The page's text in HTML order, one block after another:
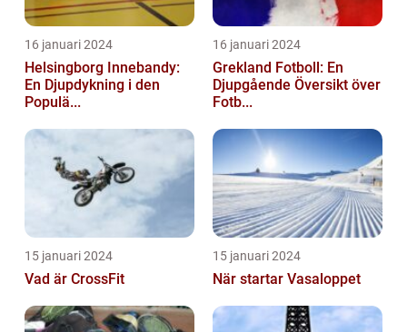
16 januari 2024
Helsingborg Innebandy:
En Djupdykning i den
Populä...
16 januari 2024
Grekland Fotboll: En
Djupgående Översikt över
Fotb...
15 januari 2024
Vad är CrossFit
15 januari 2024
När startar Vasaloppet